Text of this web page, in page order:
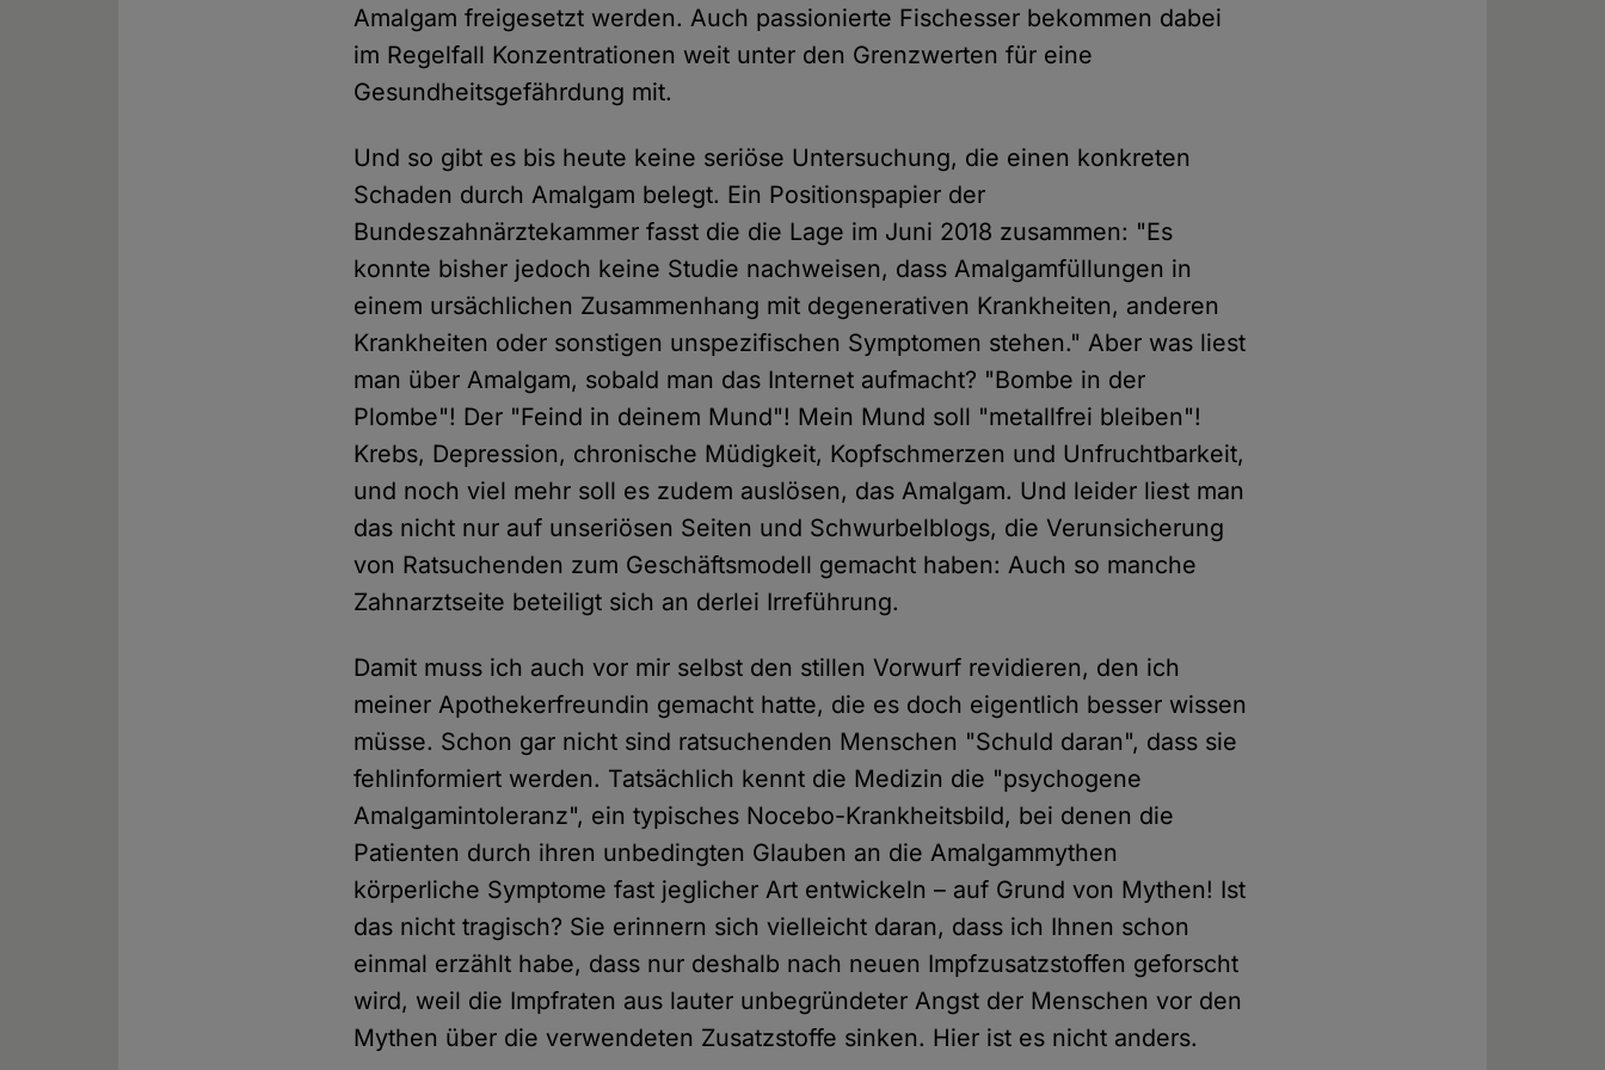
Amalgam freigesetzt werden. Auch passionierte Fischesser bekommen dabei
im Regelfall Konzentrationen weit unter den Grenzwerten für eine
Gesundheitsgefährdung mit.
Und so gibt es bis heute keine seriöse Untersuchung, die einen konkreten
Schaden durch Amalgam belegt. Ein Positionspapier der
Bundeszahnärztekammer fasst die die Lage im Juni 2018 zusammen: "Es
konnte bisher jedoch keine Studie nachweisen, dass Amalgamfüllungen in
einem ursächlichen Zusammenhang mit degenerativen Krankheiten, anderen
Krankheiten oder sonstigen unspezifischen Symptomen stehen." Aber was liest
man über Amalgam, sobald man das Internet aufmacht? "Bombe in der
Plombe"! Der "Feind in deinem Mund"! Mein Mund soll "metallfrei bleiben"!
Krebs, Depression, chronische Müdigkeit, Kopfschmerzen und Unfruchtbarkeit,
und noch viel mehr soll es zudem auslösen, das Amalgam. Und leider liest man
das nicht nur auf unseriösen Seiten und Schwurbelblogs, die Verunsicherung
von Ratsuchenden zum Geschäftsmodell gemacht haben: Auch so manche
Zahnarztseite beteiligt sich an derlei Irreführung.
Damit muss ich auch vor mir selbst den stillen Vorwurf revidieren, den ich
meiner Apothekerfreundin gemacht hatte, die es doch eigentlich besser wissen
müsse. Schon gar nicht sind ratsuchenden Menschen "Schuld daran", dass sie
fehlinformiert werden. Tatsächlich kennt die Medizin die "psychogene
Amalgamintoleranz", ein typisches Nocebo-Krankheitsbild, bei denen die
Patienten durch ihren unbedingten Glauben an die Amalgammythen
körperliche Symptome fast jeglicher Art entwickeln – auf Grund von Mythen! Ist
das nicht tragisch? Sie erinnern sich vielleicht daran, dass ich Ihnen schon
einmal erzählt habe, dass nur deshalb nach neuen Impfzusatzstoffen geforscht
wird, weil die Impfraten aus lauter unbegründeter Angst der Menschen vor den
Mythen über die verwendeten Zusatzstoffe sinken. Hier ist es nicht anders.